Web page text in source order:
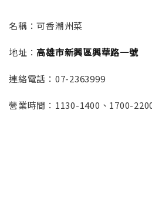
名稱：可香潮州菜
地址：高雄市新興區興華路一號
連絡電話： 07-2363999
營業時間： 1130-1400、1700-